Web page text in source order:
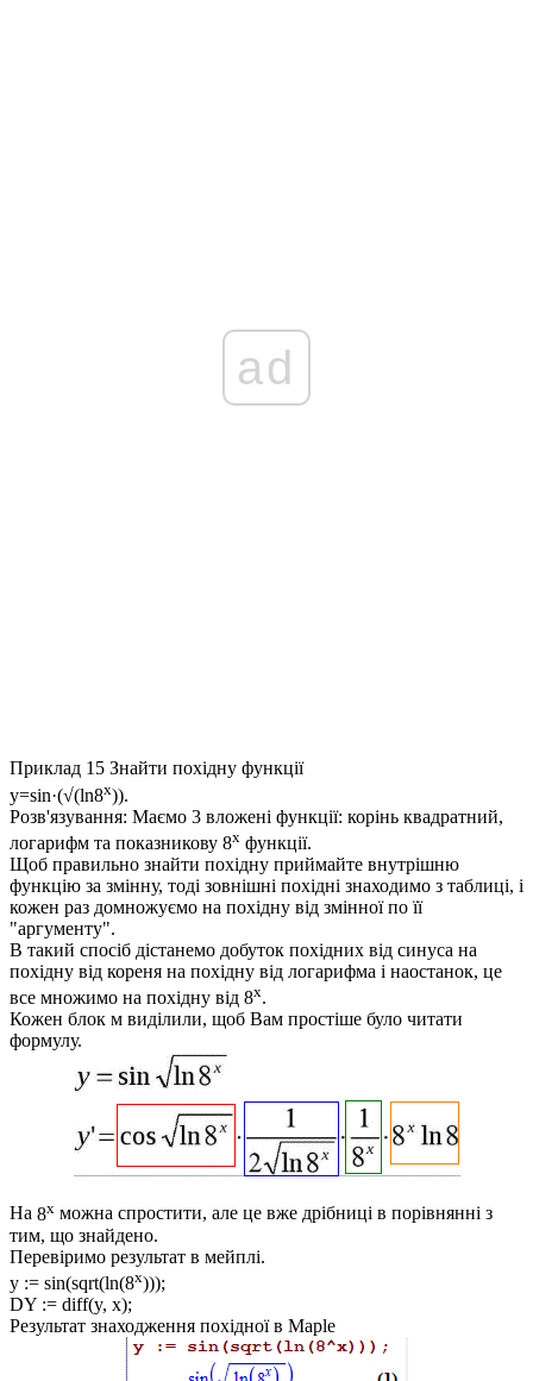
ad
Приклад 15 Знайти похідну функції
y=sin·(√(ln8x)).
Розв'язування: Маємо 3 вложені функції: корінь квадратний,
логарифм та показникову 8x функції.
Щоб правильно знайти похідну приймайте внутрішню
функцію за змінну, тоді зовнішні похідні знаходимо з таблиці, і
кожен раз домножуємо на похідну від змінної по її
"аргументу".
В такий спосіб дістанемо добуток похідних від синуса на
похідну від кореня на похідну від логарифма і наостанок, це
все множимо на похідну від 8x.
Кожен блок м виділили, щоб Вам простіше було читати
формулу.
На 8x можна спростити, але це вже дрібниці в порівнянні з
тим, що знайдено.
Перевіримо результат в мейплі.
y := sin(sqrt(ln(8x)));
DY := diff(y, x);
Результат знаходження похідної в Maple